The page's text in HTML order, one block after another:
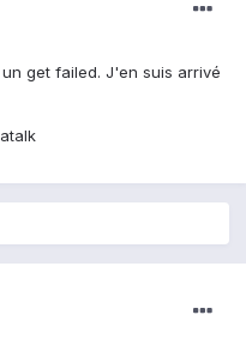
get failed. J'en suis arrivé